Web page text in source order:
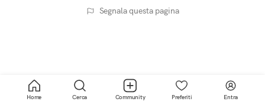
Segnala questa pagina
Home Cerca Community Preferiti Entra